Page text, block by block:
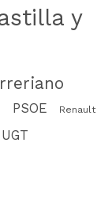
y
PSOE Renault
UGT